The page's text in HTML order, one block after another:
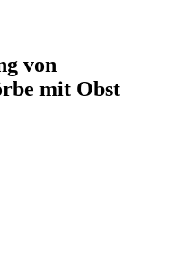
von
mit Obst